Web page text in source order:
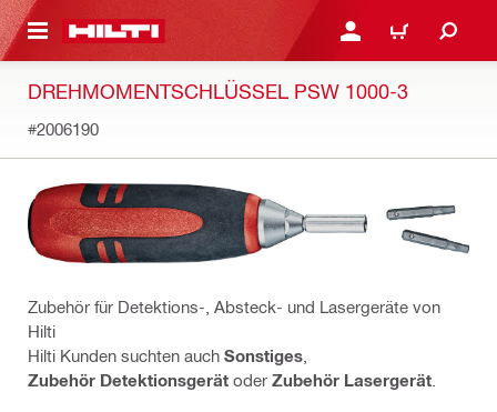
ANMELDEN ODER
WARENKORB
DREHMOMENTSCHLÜSSEL PSW 1000-3
#2006190
Zubehör für Detektions-, Absteck- und Lasergeräte von
Hilti
Hilti Kunden suchten auch Sonstiges
Zubehör Detektionsgerät oder Zubehör Lasergerät